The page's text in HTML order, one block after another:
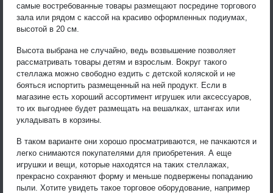
самые востребованные товары размещают посредине торгового
зала или рядом с кассой на красиво оформленных подиумах,
высотой в 20 см.
Высота выбрана не случайно, ведь возвышение позволяет
рассматривать товары детям и взрослым. Вокруг такого
стеллажа можно свободно ездить с детской коляской и не
бояться испортить размещенный на ней продукт. Если в
магазине есть хороший ассортимент игрушек или аксессуаров,
то их выгоднее будет размещать на вешалках, штангах или
укладывать в корзины.
В таком варианте они хорошо просматриваются, не пачкаются и
легко снимаются покупателями для приобретения. А еще
игрушки и вещи, которые находятся на таких стеллажах,
прекрасно сохраняют форму и меньше подвержены попаданию
пыли. Хотите увидеть такое торговое оборудование, например